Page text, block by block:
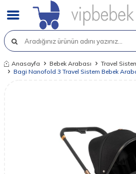
Anasayfa Bebek Arabası
Travel
Bagi Nanofold 3 Travel Sistem Bebek